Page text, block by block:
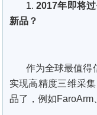
1. 2017年即将
新品？
作为全球最值得
实现高精度三维采
品了，例如FaroArm